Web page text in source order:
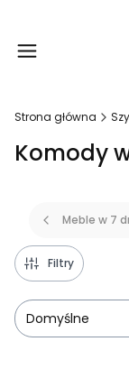
Strona główna
Komody
Meble w 7
Filtry
Domyślne